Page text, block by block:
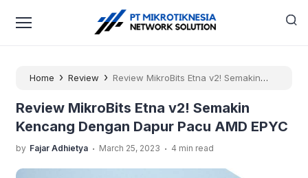
Home › Review › Review MikroBits Etna v2! Semakin
Review MikroBits Etna v2! Semakin
Kencang Dengan Dapur Pacu AMD EPYC
by Fajar Adhietya . March 25, 2023 . 4 min read